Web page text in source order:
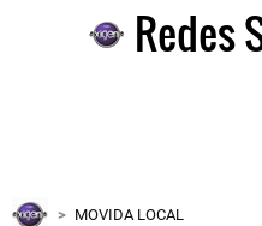
Redes
MOVIDA LOCAL